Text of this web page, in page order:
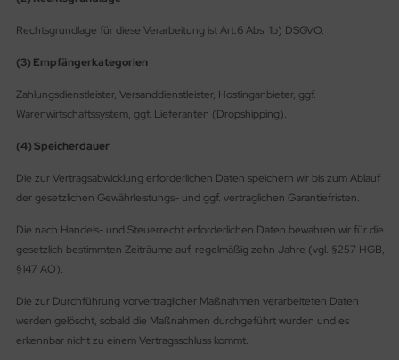
Rechtsgrundlage für diese Verarbeitung ist Art.6 Abs. 1b) DSGVO.
(3) Empfängerkategorien
Zahlungsdienstleister, Versanddienstleister, Hostinganbieter, ggf.
Warenwirtschaftssystem, ggf. Lieferanten (Dropshipping).
(4) Speicherdauer
Die zur Vertragsabwicklung erforderlichen Daten speichern wir bis zum Ablauf
der gesetzlichen Gewährleistungs- und ggf. vertraglichen Garantiefristen.
Die nach Handels- und Steuerrecht erforderlichen Daten bewahren wir für die
gesetzlich bestimmten Zeiträume auf, regelmäßig zehn Jahre (vgl. §257 HGB,
§147 AO).
Die zur Durchführung vorvertraglicher Maßnahmen verarbeiteten Daten
werden gelöscht, sobald die Maßnahmen durchgeführt wurden und es
erkennbar nicht zu einem Vertragsschluss kommt.